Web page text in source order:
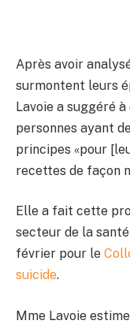
Après avoir
surmontent leurs
Lavoie a suggéré
personnes ayant
principes «pour
recettes de façon
Elle a fait cette
secteur de la
février pour le
suicide.
Mme Lavoie